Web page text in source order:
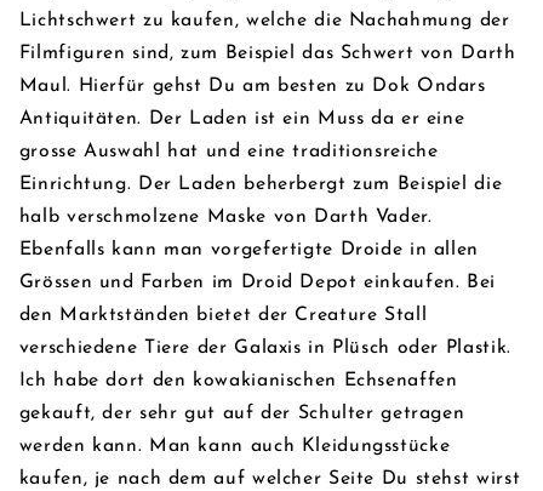
Lichtschwert zu kaufen, welche die Nachahmung der
Filmfiguren sind, zum Beispiel das Schwert von Darth
Maul. Hierfür gehst Du am besten zu Dok Ondars
Antiquitäten. Der Laden ist ein Muss da er eine
grosse Auswahl hat und eine traditionsreiche
Einrichtung. Der Laden beherbergt zum Beispiel die
halb verschmolzene Maske von Darth Vader.
Ebenfalls kann man vorgefertigte Droide in allen
Grössen und Farben im Droid Depot einkaufen. Bei
den Marktständen bietet der Creature Stall
verschiedene Tiere der Galaxis in Plüsch oder Plastik.
Ich habe dort den kowakianischen Echsenaffen
gekauft, der sehr gut auf der Schulter getragen
werden kann. Man kann auch Kleidungsstücke
kaufen, je nach dem auf welcher Seite Du stehst wirst